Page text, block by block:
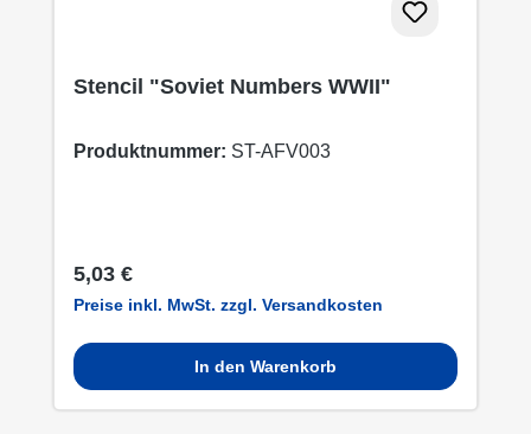
Stencil "Soviet Numbers WWII"
Produktnummer: ST-AFV003
Regulärer Preis:
5,03 €
Preise inkl. MwSt. zzgl. Versandkosten
In den Warenkorb